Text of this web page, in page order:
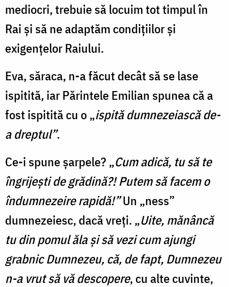
mediocri, trebuie să locuim tot timpul în
Rai și să ne adaptăm condițiilor și
exigențelor Raiului.
Eva, săraca, n-a făcut decât să se lase
ispitită, iar Părintele Emilian spunea că a
fost ispitită cu o„ispită dumnezeiască de-
a dreptul”.
Ce-i spune șarpele? „Cum adică, tu să te
îngrijești de grădină?! Putem să facem o
îndumnezeire rapidă!”Un „ness”
dumnezeiesc, dacă vreți. „Uite, mănâncă
tu din pomul ăla și să vezi cum ajungi
grabnic Dumnezeu, că, de fapt, Dumnezeu
n-a vrut să vă descopere, cu alte cuvinte,